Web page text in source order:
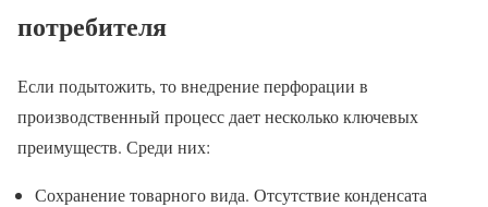
потребителя
Если подытожить, то внедрение перфорации в
производственный процесс дает несколько ключевых
преимуществ. Среди них:
Сохранение товарного вида. Отсутствие конденсата